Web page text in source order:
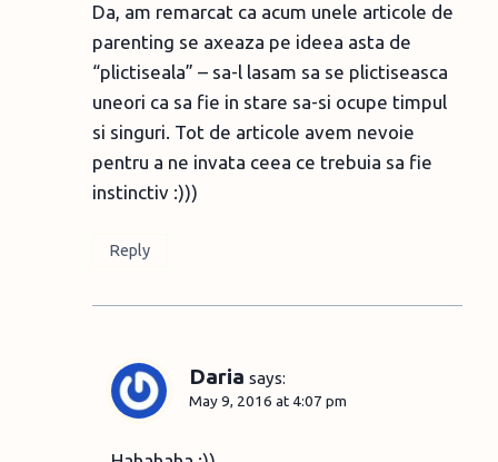
Da, am remarcat ca acum unele articole de
parenting se axeaza pe ideea asta de
“plictiseala” – sa-l lasam sa se plictiseasca
uneori ca sa fie in stare sa-si ocupe timpul
si singuri. Tot de articole avem nevoie
pentru a ne invata ceea ce trebuia sa fie
instinctiv :)))
Reply
Daria says:
May 9, 2016 at 4:07 pm